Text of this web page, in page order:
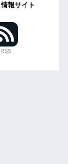
報サイト
RSS